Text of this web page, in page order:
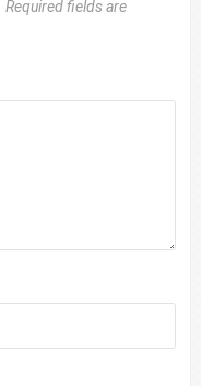
Required fields are